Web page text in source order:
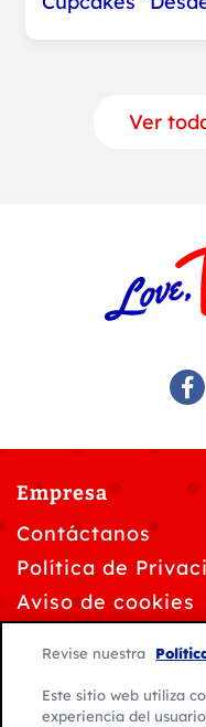
Ver
Empresa
Contáctanos
Política de
Aviso de cookies
Solicitudes de
Condiciones de
Revise nuestra
Este sitio web utiliza
experiencia del